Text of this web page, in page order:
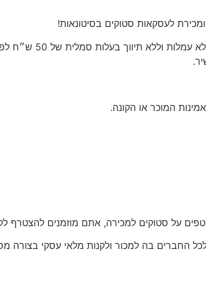
לעסקאות סטוקים בסיטונאות!
סיטי סטוק הוא אתר
המוכר או הקונה.
על סטוקים למכירה, אתם מוזמנים להצטרף
החברים בה למכור ולקנות מלאי עסקי בצורה